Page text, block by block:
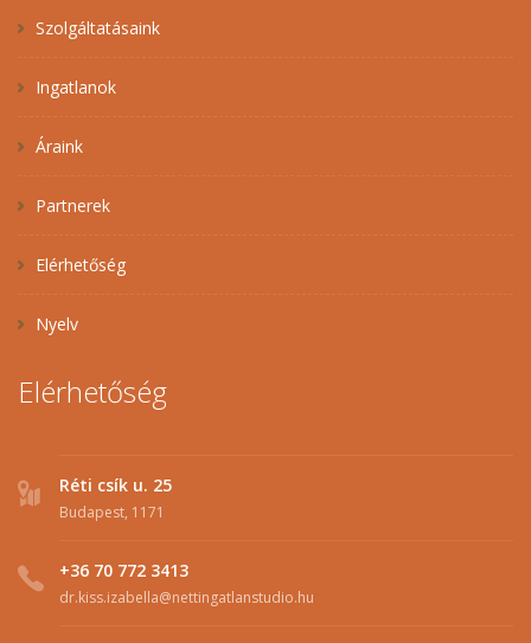
Szolgáltatásaink
Ingatlanok
Áraink
Partnerek
Elérhetőség
Nyelv
Elérhetőség
Réti csík u. 25
Budapest, 1171
+36 70 772 3413
dr.kiss.izabella@nettingatlanstudio.hu